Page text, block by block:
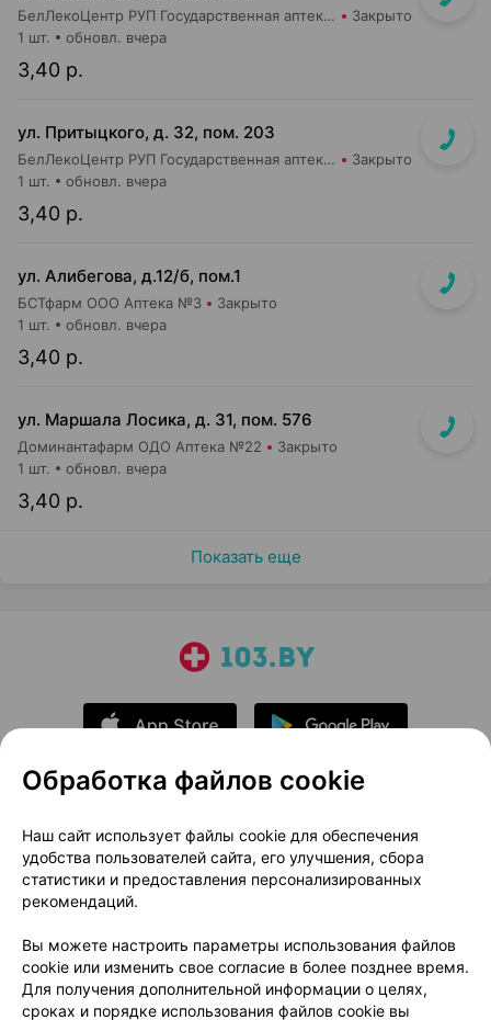
БелЛекоЦентр РУП Государственная аптека №24 Закрыто
3,40 р.
1 шт. обновл. вчера
ул. Притыцкого, д. 32, пом. 203
БелЛекоЦентр РУП Государственная аптека №40 Закрыто
3,40 р.
1 шт. обновл. вчера
ул. Алибегова, д.12/б, пом.1
БСТфарм ООО Аптека №3 Закрыто
3,40 р.
1 шт. обновл. вчера
ул. Маршала Лосика, д. 31, пом. 576
Доминантафарм ОДО Аптека №22 Закрыто
3,40 р.
1 шт. обновл. вчера
Показать еще
О проекте
Новости проекта
Размещение рекламы
Медицинский маркетинг
Публичный договор
Доставка
Способы оплаты
Вакансии
Партнеры
Написать руководителю 103.by
Обработка файлов cookie
Наш сайт использует файлы cookie для обеспечения
удобства пользователей сайта, его улучшения, сбора
статистики и предоставления персонализированных
рекомендаций.
Вы можете настроить параметры использования файлов
cookie или изменить свое согласие в более позднее время.
Для получения дополнительной информации о целях,
сроках и порядке использования файлов cookie вы